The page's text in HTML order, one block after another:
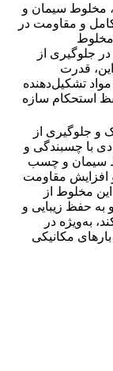
مخلوط سیمان و
و مقاومت در
مخلوط
جلوگیری از
قدرت
تشکیل‌دهنده
استحکام سازه
و جلوگیری از
با چسبندگی و
سیمان و چسب
و افزایش مقاومت
مخلوط از
به حفظ زیبایی و
به‌ویژه در
مکانیکی